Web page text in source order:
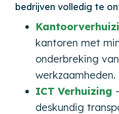
bedrijven volledig te
kantoren met
onderbreking
werkzaamheden.
ICT Verhuizing
deskundig